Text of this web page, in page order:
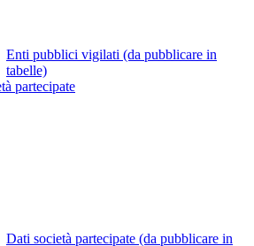
Enti pubblici vigilati (da pubblicare in
tabelle)
partecipate
Dati società partecipate (da pubblicare in